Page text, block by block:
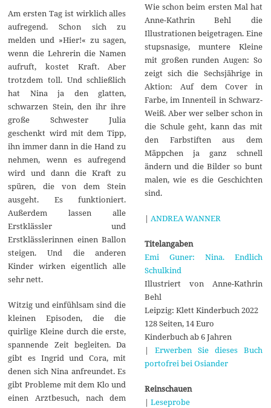
Am ersten Tag ist wirklich alles
aufregend. Schon sich zu
melden und »Hier!« zu sagen,
wenn die Lehrerin die Namen
aufruft, kostet Kraft. Aber
trotzdem toll. Und schließlich
hat Nina ja den glatten,
schwarzen Stein, den ihr ihre
große Schwester Julia
geschenkt wird mit dem Tipp,
ihn immer dann in die Hand zu
nehmen, wenn es aufregend
wird und dann die Kraft zu
spüren, die von dem Stein
ausgeht. Es funktioniert.
Außerdem lassen alle
Erstklässler und
Erstklässlerinnen einen Ballon
steigen. Und die anderen
Kinder wirken eigentlich alle
sehr nett.
Witzig und einfühlsam sind die
kleinen Episoden, die die
quirlige Kleine durch die erste,
spannende Zeit begleiten. Da
gibt es Ingrid und Cora, mit
denen sich Nina anfreundet. Es
gibt Probleme mit dem Klo und
einen Arztbesuch, nach dem
Wie schon beim ersten Mal hat
Anne-Kathrin Behl die
Illustrationen beigetragen. Eine
stupsnasige, muntere Kleine
mit großen runden Augen: So
zeigt sich die Sechsjährige in
Aktion: Auf dem Cover in
Farbe, im Innenteil in Schwarz-
Weiß. Aber wer selber schon in
die Schule geht, kann das mit
den Farbstiften aus dem
Mäppchen ja ganz schnell
ändern und die Bilder so bunt
malen, wie es die Geschichten
sind.
| ANDREA WANNER
Titelangaben
Emi Guner: Nina. Endlich
Schulkind
Illustriert von Anne-Kathrin
Behl
Leipzig: Klett Kinderbuch 2022
128 Seiten, 14 Euro
Kinderbuch ab 6 Jahren
| Erwerben Sie dieses Buch
portofrei bei Osiander
Reinschauen
| Leseprobe